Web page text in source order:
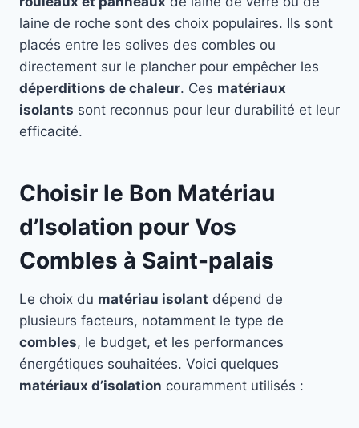
laine de roche sont des choix populaires. Ils sont
placés entre les solives des combles ou
directement sur le plancher pour empêcher les
déperditions de chaleur. Ces matériaux
isolants sont reconnus pour leur durabilité et leur
efficacité.
Choisir le Bon Matériau
d’Isolation pour Vos
Combles à Saint-palais
Le choix du matériau isolant dépend de
plusieurs facteurs, notamment le type de
combles, le budget, et les performances
énergétiques souhaitées. Voici quelques
matériaux d’isolation couramment utilisés :